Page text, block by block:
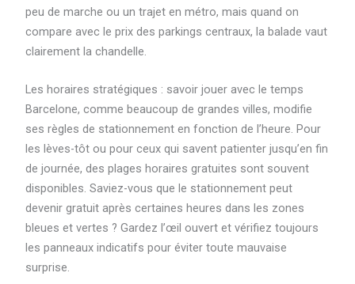
peu de marche ou un trajet en métro, mais quand on
compare avec le prix des parkings centraux, la balade vaut
clairement la chandelle.
Les horaires stratégiques : savoir jouer avec le temps
Barcelone, comme beaucoup de grandes villes, modifie
ses règles de stationnement en fonction de l’heure. Pour
les lèves-tôt ou pour ceux qui savent patienter jusqu’en fin
de journée, des plages horaires gratuites sont souvent
disponibles. Saviez-vous que le stationnement peut
devenir gratuit après certaines heures dans les zones
bleues et vertes ? Gardez l’œil ouvert et vérifiez toujours
les panneaux indicatifs pour éviter toute mauvaise
surprise.